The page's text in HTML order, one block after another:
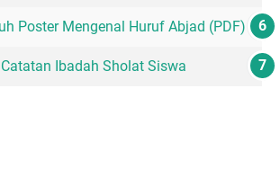
Poster Mengenal Huruf Abjad (PDF)
Ibadah Sholat Siswa